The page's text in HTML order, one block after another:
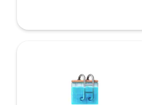
was Pinedale zu bieten